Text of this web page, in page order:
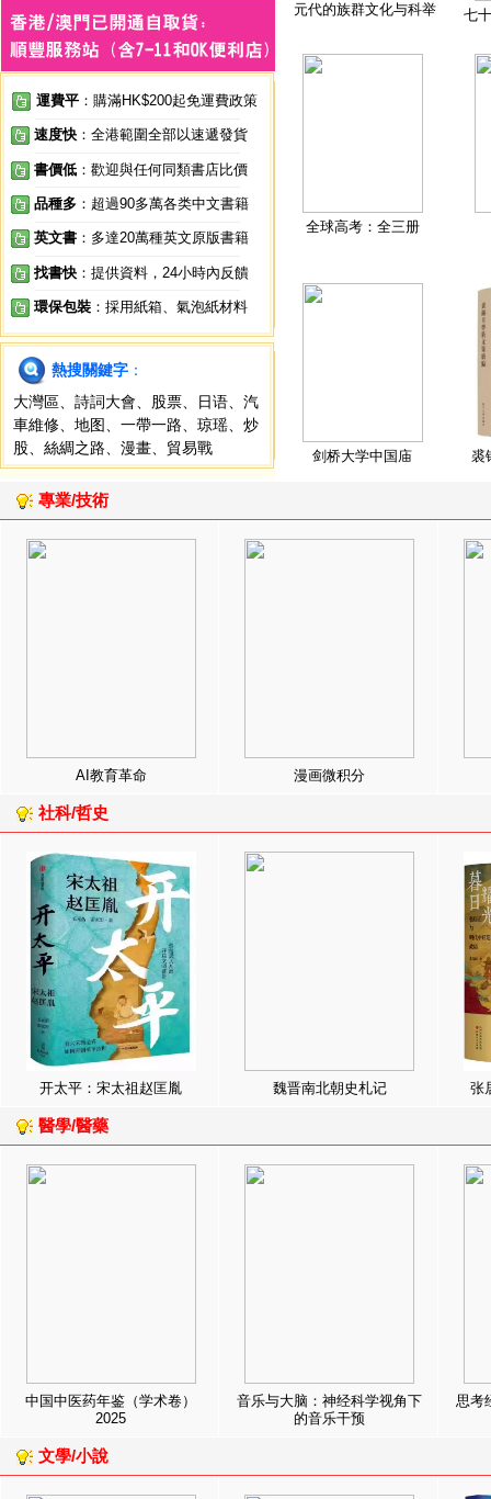
運費平 ：購滿HK$200起免運費政策
速度快 ：全港範圍全部以速遞發貨
書價低 ：歡迎與任何同類書店比價
品種多 ：超過90多萬各类中文書籍
英文書 ：多達20萬種英文原版書籍
找書快 ：提供資料，24小時內反饋
環保包裝 ：採用紙箱、氣泡紙材料
熱搜關鍵字 ：
大灣區
詩詞大會 股票 日语
汽
車維修
地图 一帶一路 琼瑶
炒
股
絲綢之路 漫畫 貿易戰
元代的族群文化与科举 七
全球高考：全三册
剑桥大学中国庙 裘
專業/技術
AI教育革命 漫画微积分
社科/哲史
开太平：宋太祖赵匡胤 魏晋南北朝史札记 张
醫學/醫藥
中国中医药年鉴（学术卷）
2025
音乐与大脑：神经科学视角下
的音乐干预
思考
文學/小說